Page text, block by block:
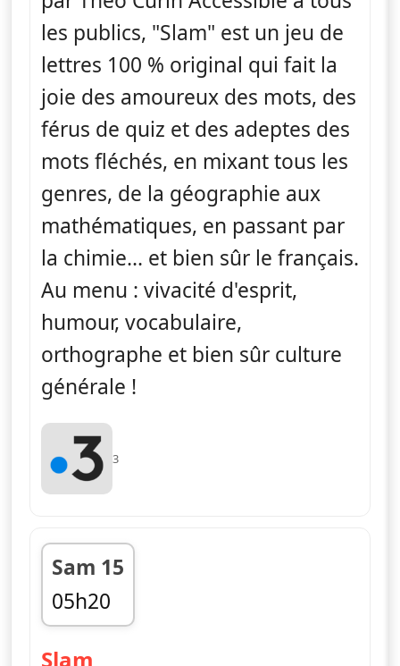
les publics, "Slam" est un jeu de
lettres 100 % original qui fait la
joie des amoureux des mots, des
férus de quiz et des adeptes des
mots fléchés, en mixant tous les
genres, de la géographie aux
mathématiques, en passant par
la chimie... et bien sûr le français.
Au menu : vivacité d'esprit,
humour, vocabulaire,
orthographe et bien sûr culture
générale !
3
Sam 15
05h20
fin 06h01
Slam